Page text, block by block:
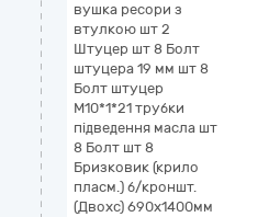
вушка ресори з
втулкою шт 2
Штуцер шт 8 Болт
штуцера 19 мм шт 8
Болт штуцер
М10*1*21 трубки
підведення масла шт
8 Болт шт 8
Бризковик (крило
пласм.) б/кроншт.
(Двохс) 690х1400мм